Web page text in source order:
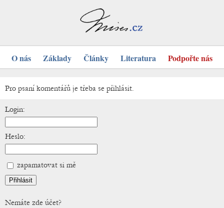
O nás Základy Články Literatura Podpořte nás
Pro psaní komentářů je třeba se přihlásit.
Login:
Heslo:
zapamatovat si mě
Nemáte zde účet?